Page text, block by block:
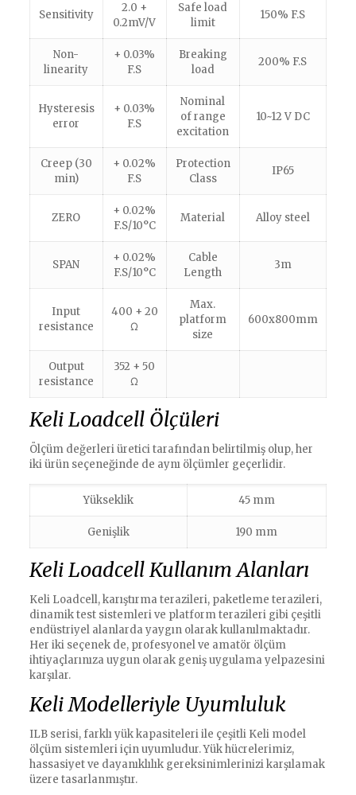
Sensitivity
2.0 +
0.2mV/V
Safe load
limit
150% F.S
Non-
linearity
+ 0.03%
F.S
Breaking
load
200% F.S
Hysteresis
error
+ 0.03%
F.S
Nominal
of range
excitation
10~12 V DC
Creep (30
min)
+ 0.02%
F.S
Protection
Class
IP65
ZERO
+ 0.02%
F.S/10°C
Material Alloy steel
SPAN
+ 0.02%
F.S/10°C
Cable
Length
3m
Input
resistance
400 + 20
Ω
Max.
platform
size
600x800mm
Output
resistance
352 + 50
Ω
Keli Loadcell Ölçüleri
Ölçüm değerleri üretici tarafından belirtilmiş olup, her
iki ürün seçeneğinde de aynı ölçümler geçerlidir.
Yükseklik 45 mm
Genişlik 190 mm
Keli Loadcell Kullanım Alanları
Keli Loadcell, karıştırma terazileri, paketleme terazileri,
dinamik test sistemleri ve platform terazileri gibi çeşitli
endüstriyel alanlarda yaygın olarak kullanılmaktadır.
Her iki seçenek de, profesyonel ve amatör ölçüm
ihtiyaçlarınıza uygun olarak geniş uygulama yelpazesini
karşılar.
Keli Modelleriyle Uyumluluk
ILB serisi, farklı yük kapasiteleri ile çeşitli Keli model
ölçüm sistemleri için uyumludur. Yük hücrelerimiz,
hassasiyet ve dayanıklılık gereksinimlerinizi karşılamak
üzere tasarlanmıştır.